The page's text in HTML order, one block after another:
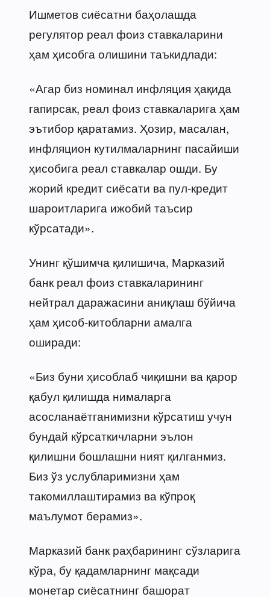
Ишметов сиёсатни баҳолашда
регулятор реал фоиз ставкаларини
ҳам ҳисобга олишини таъкидлади:
«Агар биз номинал инфляция ҳақида
гапирсак, реал фоиз ставкаларига ҳам
эътибор қаратамиз. Ҳозир, масалан,
инфляцион кутилмаларнинг пасайиши
ҳисобига реал ставкалар ошди. Бу
жорий кредит сиёсати ва пул-кредит
шароитларига ижобий таъсир
кўрсатади».
Унинг қўшимча қилишича, Марказий
банк реал фоиз ставкаларининг
нейтрал даражасини аниқлаш бўйича
ҳам ҳисоб-китобларни амалга
оширади:
«Биз буни ҳисоблаб чиқишни ва қарор
қабул қилишда нималарга
асосланаётганимизни кўрсатиш учун
бундай кўрсаткичларни эълон
қилишни бошлашни ният қилганмиз.
Биз ўз услубларимизни ҳам
такомиллаштирамиз ва кўпроқ
маълумот берамиз».
Марказий банк раҳбарининг сўзларига
кўра, бу қадамларнинг мақсади
монетар сиёсатнинг башорат